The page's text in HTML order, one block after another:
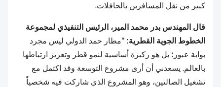
كبير من نقل المسافرين بالحافلات.
قال المهندس بدر محمد المير، الرئيس التنفيذي لمجموعة
الخطوط الجوية القطرية: "مطار حمد الدولي ليس مجرد
بوابة عبور؛ بل هو ركيزة أساسية لنمو قطر وتعزيز ارتباطها
بالعالم. يسعدني أن أرى مشروع التوسعة وقد اكتمل مع
تشغيل الصالتين، وهو المشروع الذي شاركت فيه شخصياً